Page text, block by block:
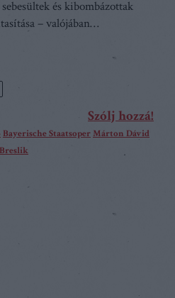
és kibombázottak
– valójában…
Szólj hozzá!
Bayerische StaatsoperMárton Dávid